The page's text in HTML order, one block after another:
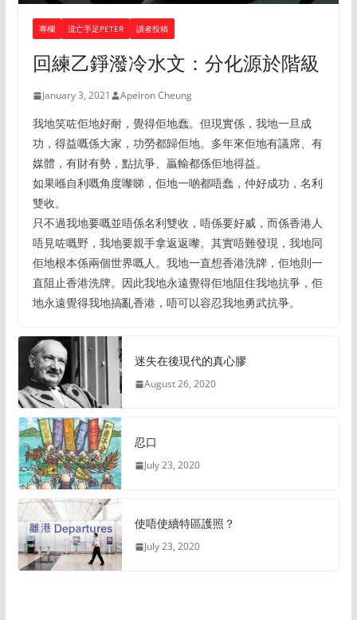
專欄 流亡手足PETER 讀者投稿
回練乙錚潑冷水文：分化源於階級
January 3, 2021 Apeiron Cheung
我地笑咗佢地好耐，覺得佢地蠢。但現實係，我地一旦成
功，得益嘅係大家，功勞都歸佢地。多年來佢地有議席、有
媒體，有財有勢，點抗爭、贏輸都係佢地得益。
如果喺自利嘅角度嚟睇，佢地一啲都唔蠢，仲好成功，名利
雙收。
只不過我地要嘅並唔係名利雙收，唔係要好威，而係香港人
唔見咗嘅野，我地要親手拿返返嚟。其實唔難發現，我地同
佢地根本係兩個世界嘅人。我地一直想香港洗牌，佢地則一
直阻止香港洗牌。因此我地永遠覺得佢地阻住我地抗爭，佢
地永遠覺得我地搞亂香港，唔可以容忍我地勇武抗爭。
迷失在後現代的真心膠
August 26, 2020
忍口
July 23, 2020
使唔使續特區護照？
July 23, 2020